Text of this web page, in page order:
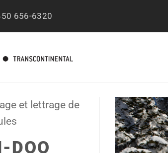
656-6320
et lettrage de
DOO